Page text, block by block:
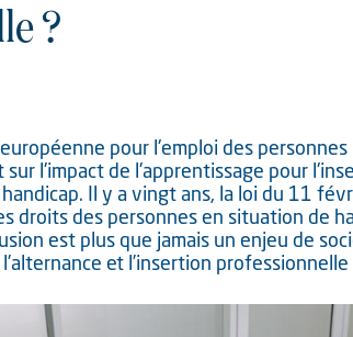
?
pour l'emploi des
sur l'impact de l'apprentissage pour
Il y a vingt ans, la loi du 11
droits des personnes en situation de
est plus que jamais un enjeu de
et l’insertion professionnelle